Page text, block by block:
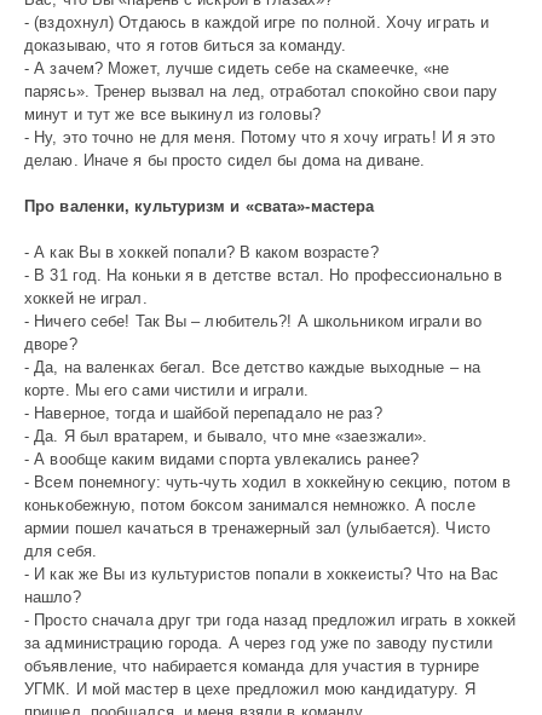
- (вздохнул) Отдаюсь в каждой игре по полной. Хочу играть и
доказываю, что я готов биться за команду.
- А зачем? Может, лучше сидеть себе на скамеечке, «не
парясь». Тренер вызвал на лед, отработал спокойно свои пару
минут и тут же все выкинул из головы?
- Ну, это точно не для меня. Потому что я хочу играть! И я это
делаю. Иначе я бы просто сидел бы дома на диване.
Про валенки, культуризм и «свата»-мастера
- А как Вы в хоккей попали? В каком возрасте?
- В 31 год. На коньки я в детстве встал. Но профессионально в
хоккей не играл.
- Ничего себе! Так Вы – любитель?! А школьником играли во
дворе?
- Да, на валенках бегал. Все детство каждые выходные – на
корте. Мы его сами чистили и играли.
- Наверное, тогда и шайбой перепадало не раз?
- Да. Я был вратарем, и бывало, что мне «заезжали».
- А вообще каким видами спорта увлекались ранее?
- Всем понемногу: чуть-чуть ходил в хоккейную секцию, потом в
конькобежную, потом боксом занимался немножко. А после
армии пошел качаться в тренажерный зал (улыбается). Чисто
для себя.
- И как же Вы из культуристов попали в хоккеисты? Что на Вас
нашло?
- Просто сначала друг три года назад предложил играть в хоккей
за администрацию города. А через год уже по заводу пустили
объявление, что набирается команда для участия в турнире
УГМК. И мой мастер в цехе предложил мою кандидатуру. Я
пришел, пообщался, и меня взяли в команду.